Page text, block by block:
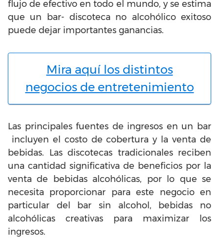
flujo de efectivo en todo el mundo, y se estima
que un bar- discoteca no alcohólico exitoso
puede dejar importantes ganancias.
Mira aquí los distintos
negocios de entretenimiento
Las principales fuentes de ingresos en un bar
incluyen el costo de cobertura y la venta de
bebidas. Las discotecas tradicionales reciben
una cantidad significativa de beneficios por la
venta de bebidas alcohólicas, por lo que se
necesita proporcionar para este negocio en
particular del bar sin alcohol, bebidas no
alcohólicas creativas para maximizar los
ingresos.